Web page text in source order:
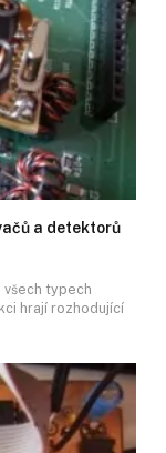
a detektorů
typech
hrají rozhodující